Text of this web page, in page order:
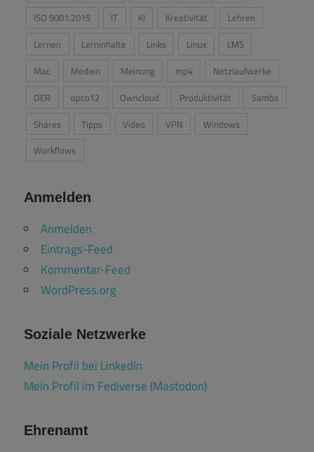
ISO 9001:2015
IT KI Kreativität
Lehren
Lernen
Lerninhalte Links Linux
LMS
Mac
Medien Meinung mp4
Netzlaufwerke
OER
opco12 Owncloud Produktivität
Samba
Shares
Tipps Video VPN
Windows
Workflows
Anmelden
Anmelden
Eintrags-Feed
Kommentar-Feed
WordPress.org
Soziale Netzwerke
Mein Profil bei LinkedIn
Mein Profil im Fediverse (Mastodon)
Ehrenamt